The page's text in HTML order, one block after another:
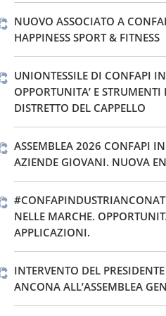
NUOVO ASSOCIATO A
HAPPINESS SPORT & FITNESS
UNIONTESSILE DI CONFAPI
OPPORTUNITA’ E STRUMENTI
DISTRETTO DEL CAPPELLO
ASSEMBLEA 2026 CONFAPI
AZIENDE GIOVANI. NUOVA
NELLE MARCHE.
APPLICAZIONI.
INTERVENTO DEL
ANCONA ALL’ASSEMBLEA